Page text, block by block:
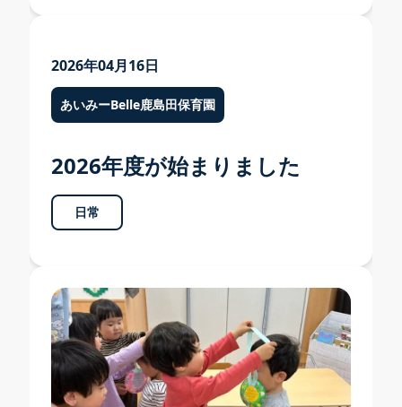
2026年04月16日
あいみーBelle鹿島田保育園
2026年度が始まりました
日常